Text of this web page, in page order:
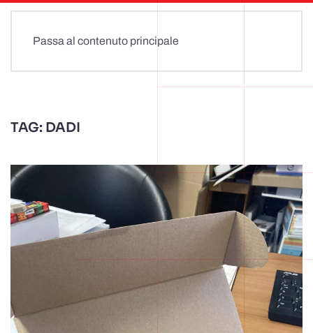
Passa al contenuto principale
TAG: DADI